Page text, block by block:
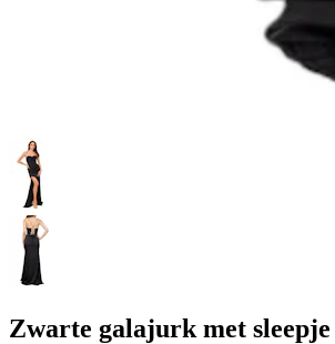
Zwarte galajurk met sleepje